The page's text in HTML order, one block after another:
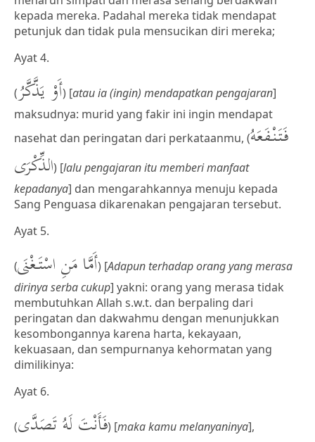
kepada mereka. Padahal mereka tidak mendapat
petunjuk dan tidak pula mensucikan diri mereka;
Ayat 4.
(أَوْ يَذَّكَّرُ) [atau ia (ingin) mendapatkan pengajaran]
maksudnya: murid yang fakir ini ingin mendapat
nasehat dan peringatan dari perkataanmu, (فَتَنْفَعَهُ
الذِّكْرَى) [lalu pengajaran itu memberi manfaat
kepadanya] dan mengarahkannya menuju kepada
Sang Penguasa dikarenakan pengajaran tersebut.
Ayat 5.
(أَمَّا مَنِ اسْتَغْنَى) [Adapun terhadap orang yang merasa
dirinya serba cukup] yakni: orang yang merasa tidak
membutuhkan Allah s.w.t. dan berpaling dari
peringatan dan dakwahmu dengan menunjukkan
kesombongannya karena harta, kekayaan,
kekuasaan, dan sempurnanya kehormatan yang
dimilikinya:
Ayat 6.
(فَأَنْتَ لَهُ تَصَدَّى) [maka kamu melanyaninya],